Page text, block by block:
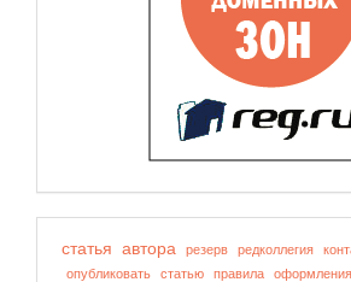
статья автора резерв редколлегия
опубликовать
статью правила оформления